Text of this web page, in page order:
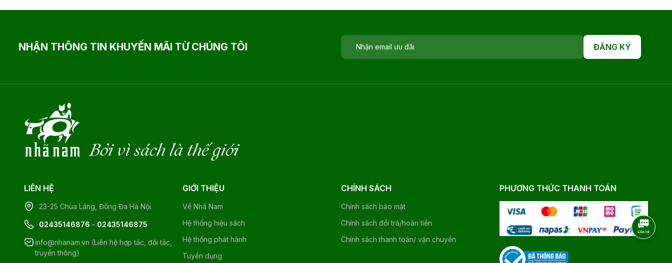
NHẬN THÔNG TIN KHUYẾN MÃI TỪ CHÚNG TÔI ĐĂNG KÝ
Bởi vì sách là thế giới
LIÊN HỆ
23-25 Chùa Láng, Đống Đa Hà Nội.
02435146876 - 02435146875
info@nhanam.vn (Liên hệ hợp tác, đối tác,
truyền thông)
GIỚI THIỆU
Về Nhã Nam
Hệ thống hiệu sách
Hệ thống phát hành
Tuyển dụng
CHÍNH SÁCH
Chính sách bảo mật
Chính sách đổi trả/hoàn tiền
Chính sách thanh toán/ vận chuyển
PHƯƠNG THỨC THANH TOÁN